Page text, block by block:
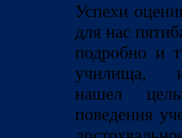
Успехи
для нас
подробно и
училища,
нашел
поведения